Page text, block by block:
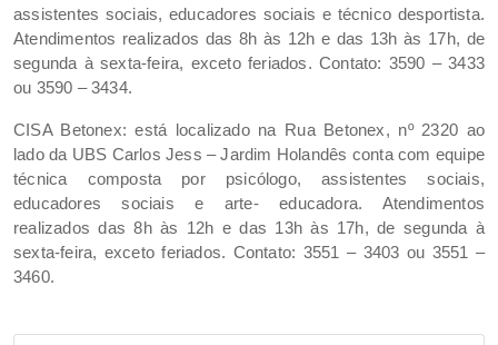
assistentes sociais, educadores sociais e técnico desportista.
Atendimentos realizados das 8h às 12h e das 13h às 17h, de
segunda à sexta-feira, exceto feriados. Contato: 3590 – 3433
ou 3590 – 3434.
CISA Betonex: está localizado na Rua Betonex, nº 2320 ao
lado da UBS Carlos Jess – Jardim Holandês conta com equipe
técnica composta por psicólogo, assistentes sociais,
educadores sociais e arte- educadora. Atendimentos
realizados das 8h às 12h e das 13h às 17h, de segunda à
sexta-feira, exceto feriados. Contato: 3551 – 3403 ou 3551 –
3460.